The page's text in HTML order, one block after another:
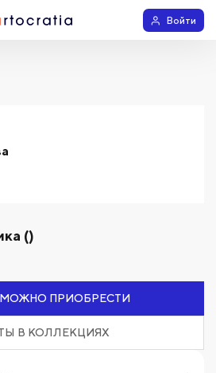
Войти
()
ПРИОБРЕСТИ
В КОЛЛЕКЦИЯХ